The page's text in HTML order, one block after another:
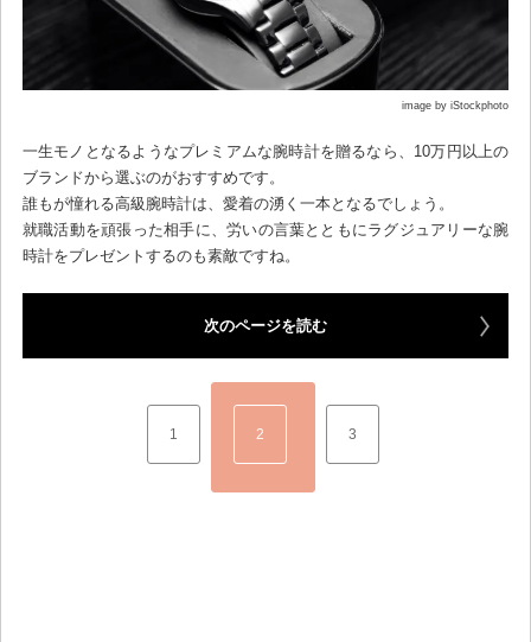
image by iStockphoto
一生モノとなるようなプレミアムな腕時計を贈るなら、10万円以上の
ブランドから選ぶのがおすすめです。
誰もが憧れる高級腕時計は、愛着の湧く一本となるでしょう。
就職活動を頑張った相手に、労いの言葉とともにラグジュアリーな腕
時計をプレゼントするのも素敵ですね。
次のページを読む
1 2 3